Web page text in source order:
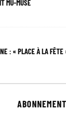
MU-MUSE
: « PLACE À LA FÊTE
ABONNEMENT